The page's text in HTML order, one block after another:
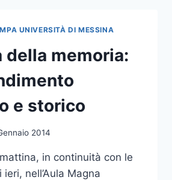
UNIVERSITÀ DI MESSINA
della memoria:
e storico
2014
in continuità con le
nell’Aula Magna